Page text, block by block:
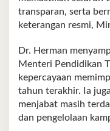
transparan, serta
keterangan resmi,
Dr. Herman
Menteri Pendidikan
kepercayaan
tahun terakhir. Ia
menjabat masih
dan pengelolaan